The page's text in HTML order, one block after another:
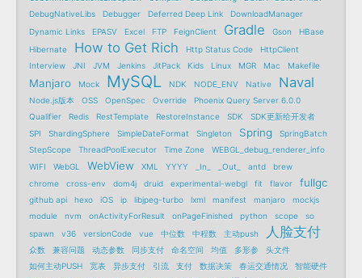
DebugNativeLibs
Debugger Deferred Deep Link
DownloadManager
Dynamic Links
EPASV Excel FTP FeignClient Gradle Gson
HBase
Hibernate
How to Get Rich Http Status Code
HttpClient
Interview
JNI JVM Jenkins JitPack Kids Linux MGR Mac Makefile
Manjaro Mock MySQL NDK NODE_ENV Native Naval
Node.js版本 OSS OpenSpec Override
Phoenix Query Server 6.0.0
Qualifier
Redis RestTemplate RestoreInstance SDK
SDK更新给开发者
SPI
ShardingSphere SimpleDateFormat Singleton Spring
SpringBatch
StepScope
ThreadPoolExecutor Time Zone
WEBGL_debug_renderer_info
WIFI
WebGL WebView XML YYYY _In_ _Out_ antd
brew
chrome
cross-env dom4j druid experimental-webgl fit flavor fullgc
github api hexo iOS ip libjpeg-turbo lxml manifest manjaro
mockjs
module
nvm onActivityForResult onPageFinished python scope
so
spawn
v36 versionCode vue 中位数 中程数 主动push 人脸支付
众数 兼容问题 动态参数 同步支付 命名空间 均值 多形参
头文件
如何主动PUSH
宽表 异步支付 引流 支付 数据决策 春运交通情况
智能硬件